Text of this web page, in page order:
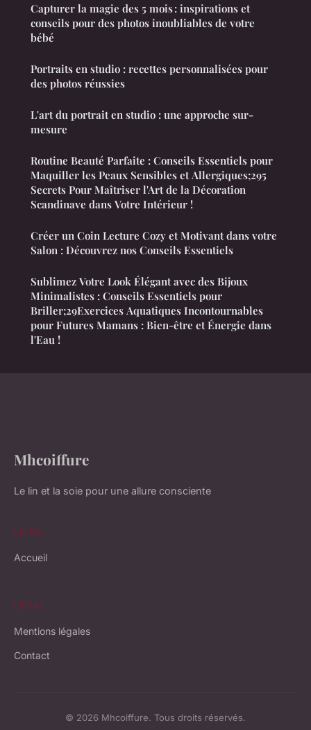
Capturer la magie des 5 mois : inspirations et
conseils pour des photos inoubliables de votre
bébé
Portraits en studio : recettes personnalisées pour
des photos réussies
L'art du portrait en studio : une approche sur-
mesure
Routine Beauté Parfaite : Conseils Essentiels pour
Maquiller les Peaux Sensibles et Allergiques;295
Secrets Pour Maîtriser l'Art de la Décoration
Scandinave dans Votre Intérieur !
Créer un Coin Lecture Cozy et Motivant dans votre
Salon : Découvrez nos Conseils Essentiels
Sublimez Votre Look Élégant avec des Bijoux
Minimalistes : Conseils Essentiels pour
Briller;29Exercices Aquatiques Incontournables
pour Futures Mamans : Bien-être et Énergie dans
l'Eau !
Mhcoiffure
Le lin et la soie pour une allure consciente
LIENS
Accueil
LÉGAL
Mentions légales
Contact
© 2026 Mhcoiffure. Tous droits réservés.